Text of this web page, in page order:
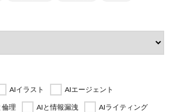
AIイラスト
AIエージェント
倫理 AIと情報漏洩
AIライティング